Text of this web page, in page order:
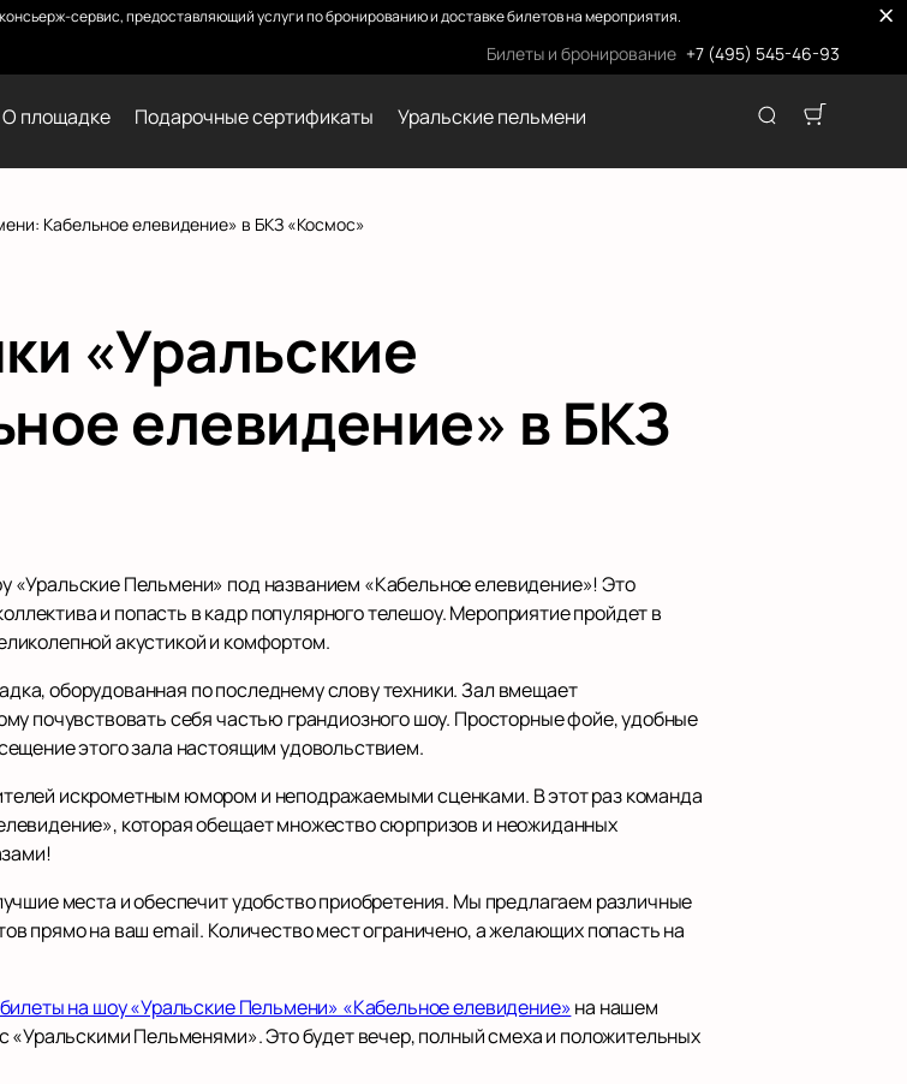
сервис, предоставляющий услуги по бронированию и доставке билетов на мероприятия.
Билеты и бронирование +7 (495) 545-46-93
О площадке Подарочные сертификаты Уральские пельмени
Кабельное елевидение» в БКЗ «Космос»
«Уральские
елевидение» в БКЗ
Пельмени» под названием «Кабельное елевидение»! Это
и попасть в кадр популярного телешоу. Мероприятие пройдет в
акустикой и комфортом.
оборудованная по последнему слову техники. Зал вмещает
почувствовать себя частью грандиозного шоу. Просторные фойе, удобные
этого зала настоящим удовольствием.
искрометным юмором и неподражаемыми сценками. В этот раз команда
которая обещает множество сюрпризов и неожиданных
места и обеспечит удобство приобретения. Мы предлагаем различные
прямо на ваш email. Количество мест ограничено, а желающих попасть на
на шоу «Уральские Пельмени» «Кабельное елевидение»на нашем
«Уральскими Пельменями». Это будет вечер, полный смеха и положительных